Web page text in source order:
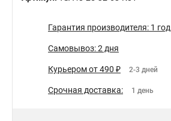
Гарантия производителя: 1 год
Самовывоз: 2 дня
Курьером от 490 ₽ 2-3 дней
Срочная доставка: 1 день